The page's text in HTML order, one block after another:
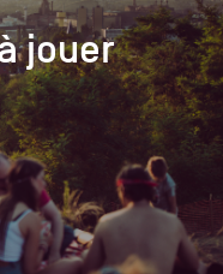
jouer